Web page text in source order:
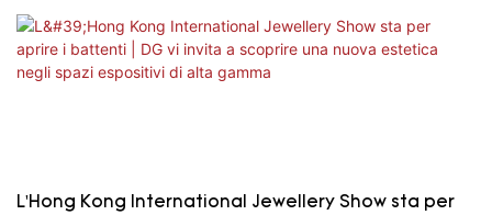
L'Hong Kong International Jewellery Show sta per